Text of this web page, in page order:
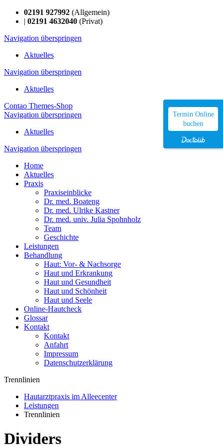
02191 927992 (Allgemein)
| 02191 4632040 (Privat)
Navigation überspringen
Aktuelles
Navigation überspringen
Aktuelles
Contao Themes-Shop
Navigation überspringen
Aktuelles
Navigation überspringen
Home
Aktuelles
Praxis
Praxiseinblicke
Dr. med. Boateng
Dr. med. Ulrike Kastner
Dr. med. univ. Julia Spohnholz
Team
Geschichte
Leistungen
Behandlung
Haut: Vor- & Nachsorge
Haut und Erkrankung
Haut und Gesundheit
Haut und Schönheit
Haut und Seele
Online-Hautcheck
Glossar
Kontakt
Kontakt
Anfahrt
Impressum
Datenschutzerklärung
Trennlinien
Hautarztpraxis im Alleecenter
Leistungen
Trennlinien
Dividers
Termin Online
buchen